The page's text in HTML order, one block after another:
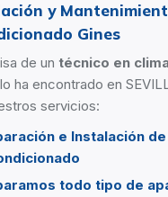
y
Gines
de un técnico en
lo ha encontrado en
servicios:
e Instalación
todo tipo de